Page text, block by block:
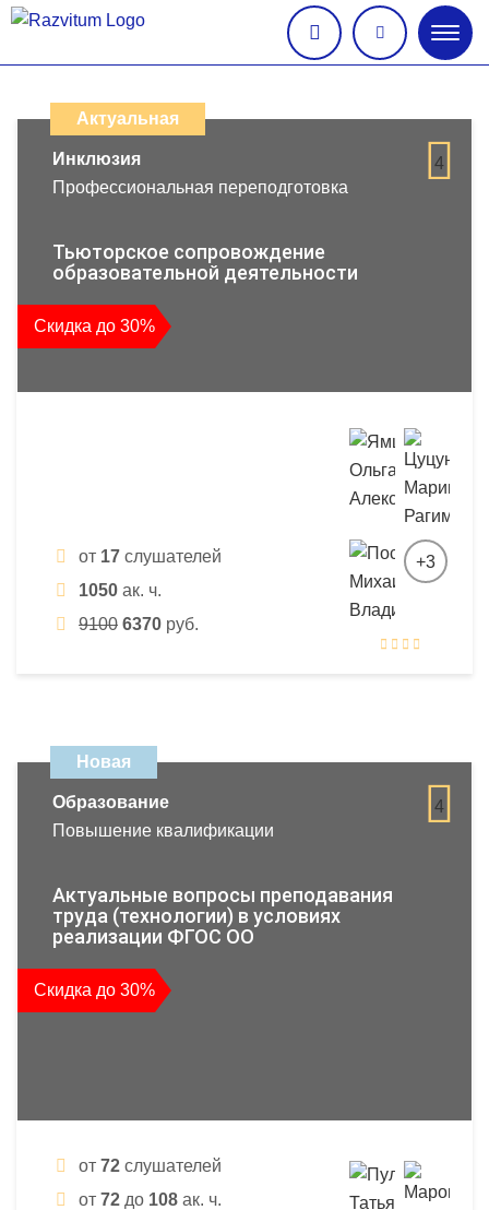
меню
дистанционных
образовательных
повышения
квалификации
и
профессиональной
Актуальная
4
Инклюзия
Профессиональная переподготовка
Тьюторское сопровождение
образовательной деятельности
Скидка до 30%
от 17 слушателей
1050 ак. ч.
9100 6370 руб.
+3
Новая
4
Образование
Повышение квалификации
Актуальные вопросы преподавания
труда (технологии) в условиях
реализации ФГОС ОО
Скидка до 30%
от 72 слушателей
от 72 до 108 ак. ч.